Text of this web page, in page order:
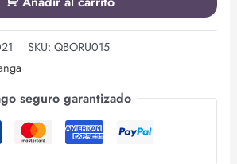
SKU: QBORU015
seguro garantizado